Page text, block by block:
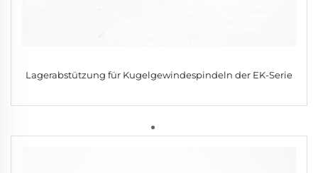
Lagerabstützung für Kugelgewindespindeln der EK-Serie